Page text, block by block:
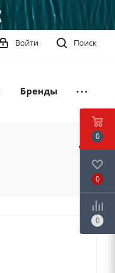
Поиск
Войти
Бренды
0
0
0